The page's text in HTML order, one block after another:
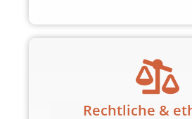
Rechtliche &